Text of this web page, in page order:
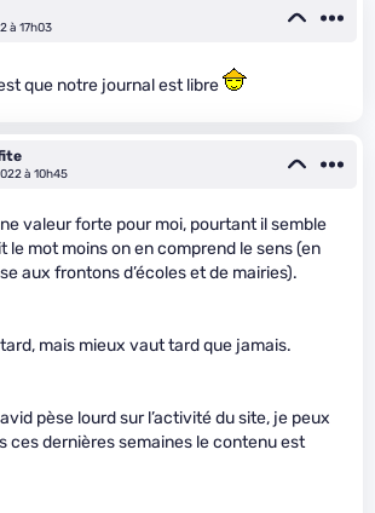
à 17h03
que notre journal est libre
à 10h45
valeur forte pour moi, pourtant il semble
le mot moins on en comprend le sens (en
aux frontons d’écoles et de mairies).
mais mieux vaut tard que jamais.
pèse lourd sur l’activité du site, je peux
ces dernières semaines le contenu est